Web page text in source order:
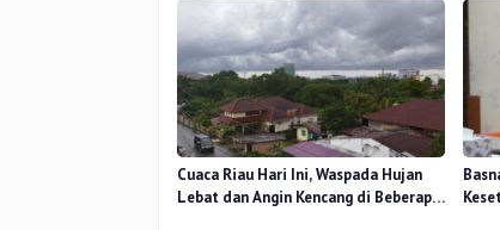
Cuaca Riau Hari Ini, Waspada Hujan
Lebat dan Angin Kencang di Beberapa